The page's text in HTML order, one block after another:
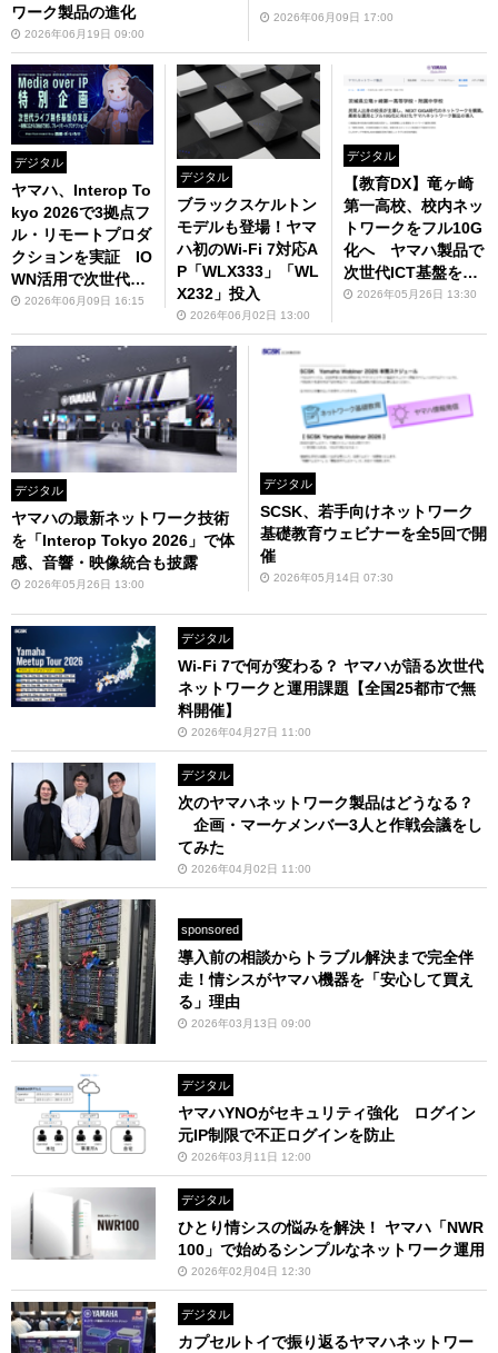
ワーク製品の進化
2026年06月19日 09:00
2026年06月09日 17:00
デジタル
ヤマハ、Interop To
kyo 2026で3拠点フ
ル・リモートプロダ
クションを実証 IO
WN活用で次世代ラ
イブ制作へ
2026年06月09日 16:15
デジタル
ブラックスケルトン
モデルも登場！ヤマ
ハ初のWi-Fi 7対応A
P「WLX333」「WL
X232」投入
2026年06月02日 13:00
デジタル
【教育DX】竜ヶ崎
第一高校、校内ネッ
トワークをフル10G
化へ ヤマハ製品で
次世代ICT基盤を構
築2026年05月26日 13:30
デジタル
ヤマハの最新ネットワーク技術
を「Interop Tokyo 2026」で体
感、音響・映像統合も披露
2026年05月26日 13:00
デジタル
SCSK、若手向けネットワーク
基礎教育ウェビナーを全5回で開
催
2026年05月14日 07:30
デジタル
Wi-Fi 7で何が変わる？ ヤマハが語る次世代
ネットワークと運用課題【全国25都市で無
料開催】
2026年04月27日 11:00
デジタル
次のヤマハネットワーク製品はどうなる？
企画・マーケメンバー3人と作戦会議をし
てみた
2026年04月02日 11:00
sponsored
導入前の相談からトラブル解決まで完全伴
走！情シスがヤマハ機器を「安心して買え
る」理由
2026年03月13日 09:00
デジタル
ヤマハYNOがセキュリティ強化 ログイン
元IP制限で不正ログインを防止
2026年03月11日 12:00
デジタル
ひとり情シスの悩みを解決！ ヤマハ「NWR
100」で始めるシンプルなネットワーク運用
2026年02月04日 12:30
デジタル
カプセルトイで振り返るヤマハネットワー